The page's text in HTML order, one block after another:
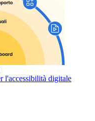
l'accessibilità digitale